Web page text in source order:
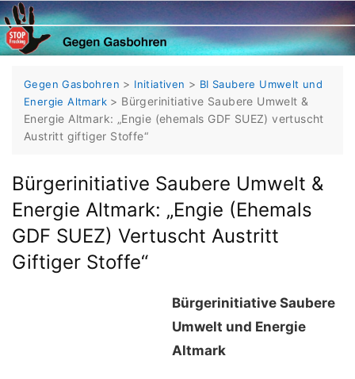
Skip
to
content
Gegen Gasbohren > Initiativen > BI Saubere Umwelt und
Energie Altmark > Bürgerinitiative Saubere Umwelt &
Energie Altmark: „Engie (ehemals GDF SUEZ) vertuscht
Austritt giftiger Stoffe“
Bürgerinitiative Saubere Umwelt &
Energie Altmark: „Engie (ehemals
GDF SUEZ) Vertuscht Austritt
Giftiger Stoffe“
Bürgerinitiative Saubere
Umwelt und Energie
Altmark